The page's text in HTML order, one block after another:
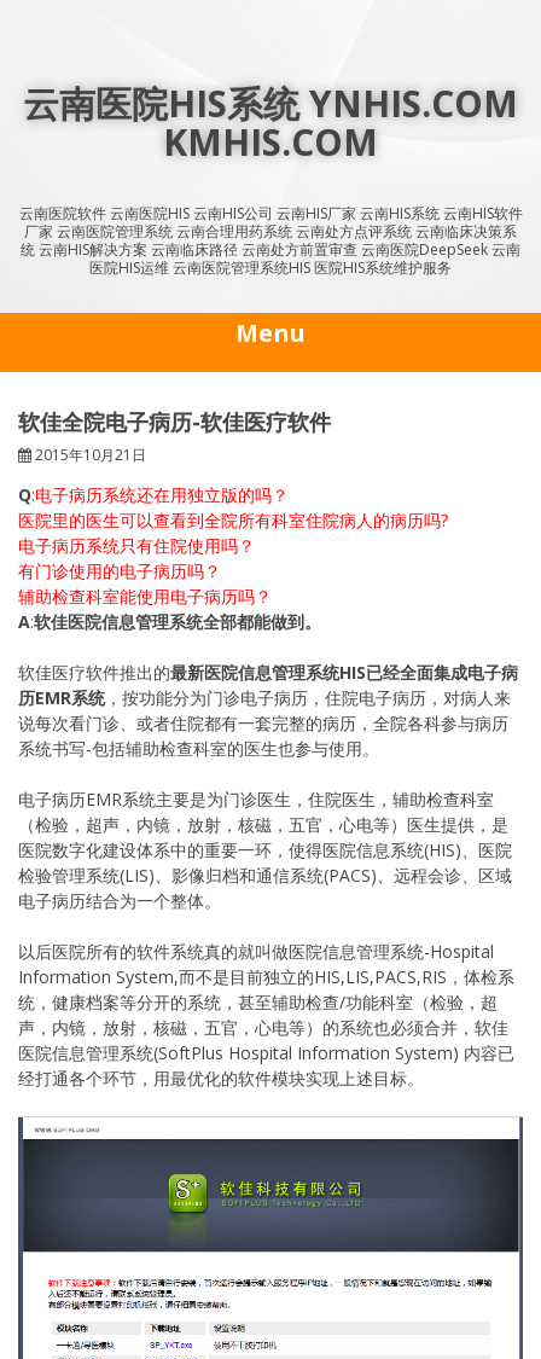
云南医院HIS系统 YNHIS.COM
KMHIS.COM
云南医院软件 云南医院HIS 云南HIS公司 云南HIS厂家 云南HIS系统 云南HIS软件
厂家 云南医院管理系统 云南合理用药系统 云南处方点评系统 云南临床决策系
统 云南HIS解决方案 云南临床路径 云南处方前置审查 云南医院DeepSeek 云南
医院HIS运维 云南医院管理系统HIS 医院HIS系统维护服务
Menu
软佳全院电子病历-软佳医疗软件
2015年10月21日
Q:电子病历系统还在用独立版的吗？
医院里的医生可以查看到全院所有科室住院病人的病历吗?
电子病历系统只有住院使用吗？
有门诊使用的电子病历吗？
辅助检查科室能使用电子病历吗？
A:软佳医院信息管理系统全部都能做到。
软佳医疗软件推出的最新医院信息管理系统HIS已经全面集成电子病
历EMR系统，按功能分为门诊电子病历，住院电子病历，对病人来
说每次看门诊、或者住院都有一套完整的病历，全院各科参与病历
系统书写-包括辅助检查科室的医生也参与使用。
电子病历EMR系统主要是为门诊医生，住院医生，辅助检查科室
（检验，超声，内镜，放射，核磁，五官，心电等）医生提供，是
医院数字化建设体系中的重要一环，使得医院信息系统(HIS)、医院
检验管理系统(LIS)、影像归档和通信系统(PACS)、远程会诊、区域
电子病历结合为一个整体。
以后医院所有的软件系统真的就叫做医院信息管理系统-Hospital
Information System,而不是目前独立的HIS,LIS,PACS,RIS，体检系
统，健康档案等分开的系统，甚至辅助检查/功能科室（检验，超
声，内镜，放射，核磁，五官，心电等）的系统也必须合并，软佳
医院信息管理系统(SoftPlus Hospital Information System) 内容已
经打通各个环节，用最优化的软件模块实现上述目标。